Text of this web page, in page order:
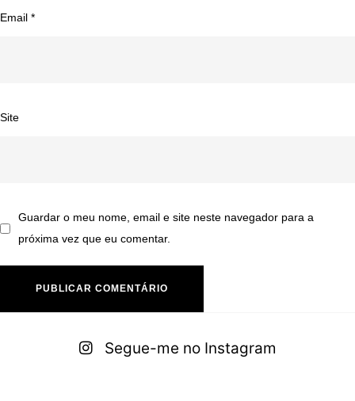
Email *
Site
Guardar o meu nome, email e site neste navegador para a
próxima vez que eu comentar.
Segue-me no Instagram